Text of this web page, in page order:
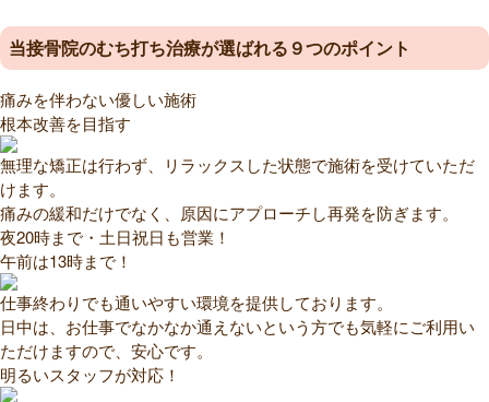
当接骨院のむち打ち治療が選ばれる９つのポイント
痛みを伴わない優しい施術
根本改善を目指す
無理な矯正は行わず、リラックスした状態で施術を受けていただ
けます。
痛みの緩和だけでなく、原因にアプローチし再発を防ぎます。
夜20時まで・土日祝日も営業！
午前は13時まで！
仕事終わりでも通いやすい環境を提供しております。
日中は、お仕事でなかなか通えないという方でも気軽にご利用い
ただけますので、安心です。
明るいスタッフが対応！